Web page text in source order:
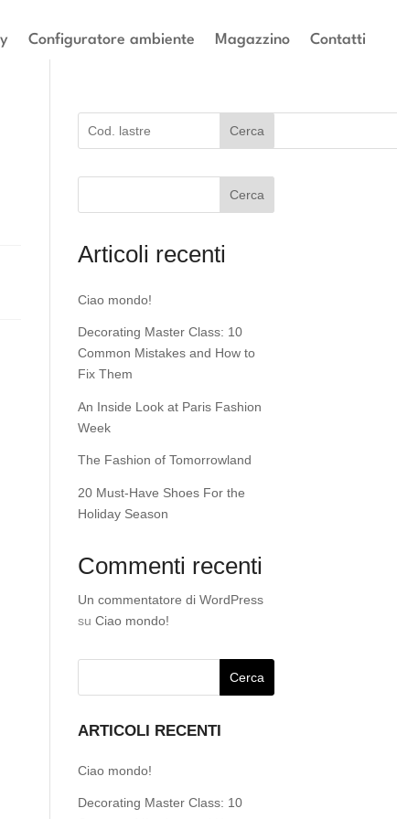
Configuratore ambiente Magazzino Contatti
Cerca
Cerca
Articoli recenti
Ciao mondo!
Decorating Master Class: 10
Common Mistakes and How to
Fix Them
An Inside Look at Paris Fashion
Week
The Fashion of Tomorrowland
20 Must-Have Shoes For the
Holiday Season
Commenti recenti
Un commentatore di WordPress
su Ciao mondo!
ARTICOLI RECENTI
Ciao mondo!
Decorating Master Class: 10